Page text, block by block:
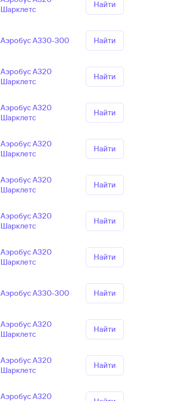
Шарклетс
Найти
Аэробус А330-300 Найти
Аэробус А320
Шарклетс
Найти
Аэробус А320
Шарклетс
Найти
Аэробус А320
Шарклетс
Найти
Аэробус А320
Шарклетс
Найти
Аэробус А320
Шарклетс
Найти
Аэробус А320
Шарклетс
Найти
Аэробус А330-300 Найти
Аэробус А320
Шарклетс
Найти
Аэробус А320
Шарклетс
Найти
Аэробус А320